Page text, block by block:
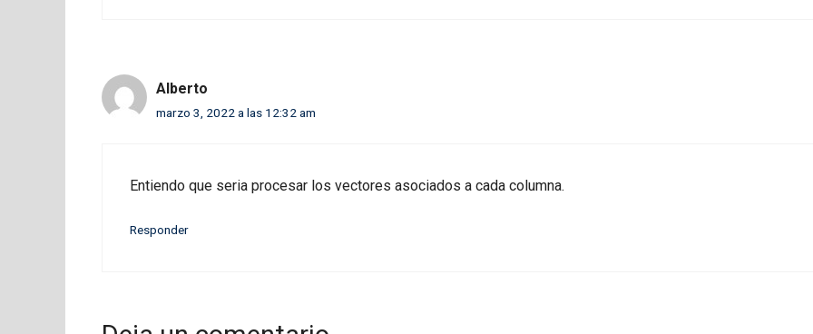
Alberto
marzo 3, 2022 a las 12:32 am
Entiendo que seria procesar los vectores asociados a cada columna.
Responder